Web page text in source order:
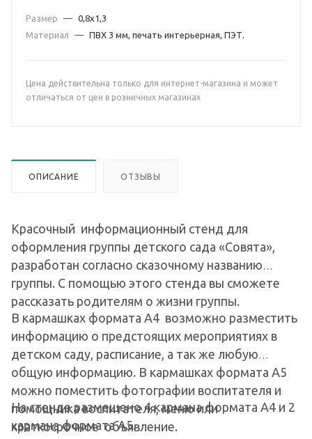
Размер — 0,8х1,3
Материал
— ПВХ 3 мм, печать интерьерная, ПЭТ.
Цена действительна только для интернет-магазина и может
отличаться от цен в розничных магазинах
ОПИСАНИЕ ОТЗЫВЫ
Красочный информационный стенд для
оформления группы детского сада «Совята»,
разработан согласно сказочному названию
группы. С помощью этого стенда вы сможете
рассказать родителям о жизни группы.
В кармашках формата А4 возможно разместить
информацию о предстоящих мероприятиях в
детском саду, расписание, а так же любую
общую информацию. В кармашках формата А5
можно поместить фотографии воспитателя и
помощника воспитателя, меню или
краткосрочное объявление.
На стенде размещено 4 кармана формата А4 и 2
кармана формата А5.